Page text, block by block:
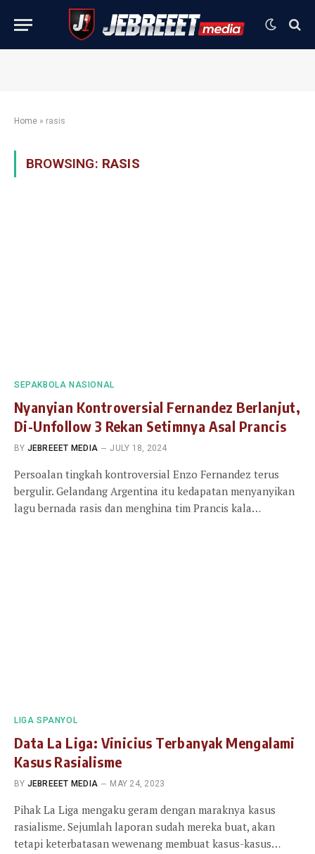
Home » rasis
BROWSING: RASIS
SEPAKBOLA NASIONAL
Nyanyian Kontroversial Fernandez Berlanjut,
Di-Unfollow 3 Rekan Setimnya Asal Prancis
BY JEBREEET MEDIA JULY 18, 2024
Persoalan tingkah kontroversial Enzo Fernandez terus
bergulir. Gelandang Argentina itu kedapatan menyanyikan
lagu bernada rasis dan menghina tim Prancis kala…
LIGA SPANYOL
Data La Liga: Vinicius Terbanyak Mengalami
Kasus Rasialisme
BY JEBREEET MEDIA MAY 24, 2023
Pihak La Liga mengaku geram dengan maraknya kasus
rasialisme. Sejumlah laporan sudah mereka buat, akan
tetapi keterbatasan wewenang membuat kasus-kasus…